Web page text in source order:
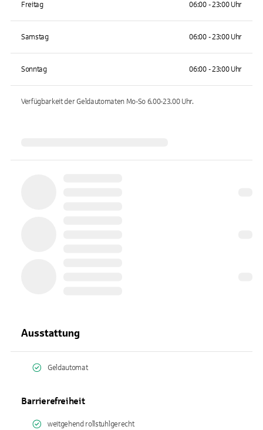
Freitag 06:00 - 23:00 Uhr
Samstag 06:00 - 23:00 Uhr
Sonntag 06:00 - 23:00 Uhr
Verfügbarkeit der Geldautomaten Mo-So 6.00-23.00Uhr.
Ausstattung
Geldautomat
Barrierefreiheit
weitgehend rollstuhlgerecht